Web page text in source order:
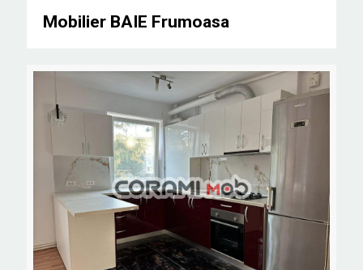
Mobilier BAIE Frumoasa
Mobilier BAIE Frumoasa